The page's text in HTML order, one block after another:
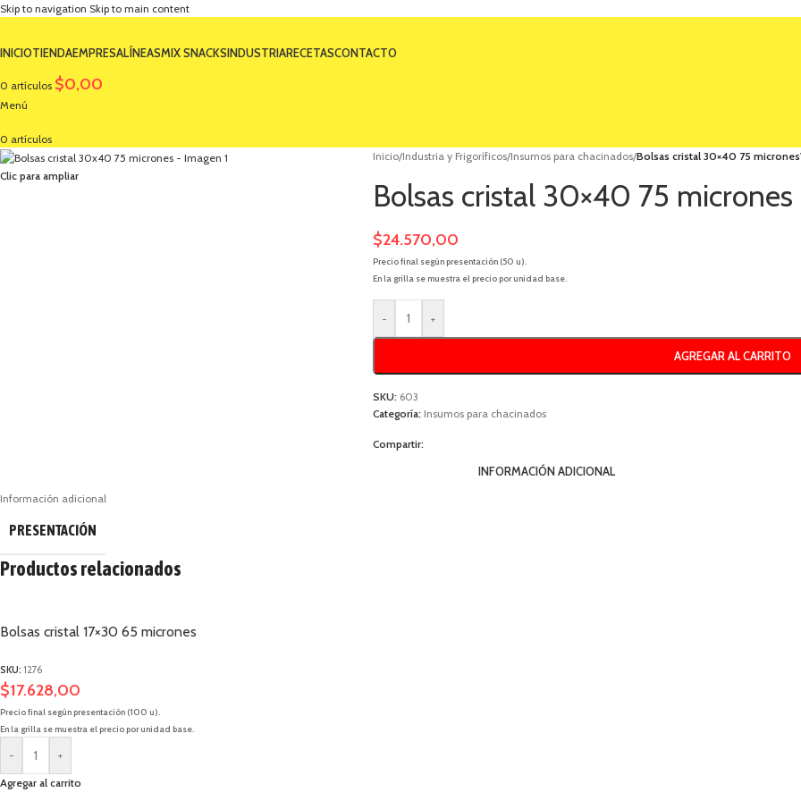
Skip to navigation Skip to main content
INICIOTIENDAEMPRESALÍNEASMIX SNACKSINDUSTRIARECETASCONTACTO
0 artículos $0,00
Menú
0 artículos
Clic para ampliar
Inicio/Industria y Frigoríficos/Insumos para chacinados/Bolsas cristal 30×40 75 micrones
Bolsas cristal 30×40 75 micrones
$24.570,00
Precio final según presentación (50 u).
En la grilla se muestra el precio por unidad base.
- +
AGREGAR AL CARRITO
SKU: 603
Categoría: Insumos para chacinados
Compartir:
INFORMACIÓN ADICIONAL
Información adicional
PRESENTACIÓN
Productos relacionados
Bolsas cristal 17×30 65 micrones
SKU: 1276
$17.628,00
Precio final según presentación (100 u).
En la grilla se muestra el precio por unidad base.
- +
Agregar al carrito